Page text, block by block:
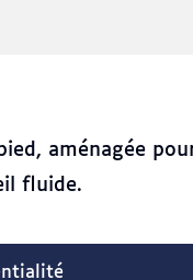
aménagée
fluide.